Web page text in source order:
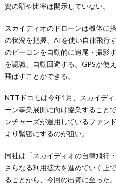
資の額や比率は開示していない。
スカイディオのドローンは機体に
の状況を把握、AIを使い自律飛行
のビーコンを自動的に追尾・撮影
を認識、自動回避する。GPSが使
飛ばすことができる。
NTTドコモは今年1月、スカイデ
ーン事業展開に向け協業すること
ンチャーズが運用しているファン
より緊密にするのが狙い。
同社は「スカイディオの自律飛行
さらなる利用拡大を進めていく上
ることから、今回の出資に至った